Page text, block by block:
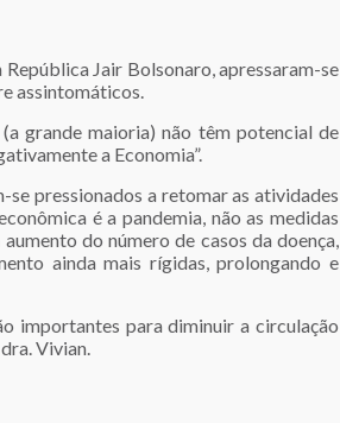
Jair Bolsonaro, apressaram-se
assintomáticos.
grande maioria) não têm potencial de
a Economia”.
pressionados a retomar as atividades
é a pandemia, não as medidas
do número de casos da doença,
ainda mais rígidas, prolongando e
importantes para diminuir a circulação
Vivian.